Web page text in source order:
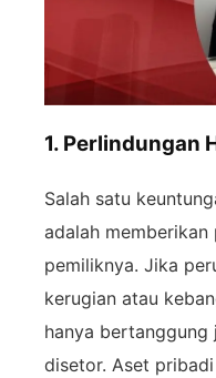
1. Perlindungan
Salah satu
adalah
pemiliknya. Jika
kerugian atau
hanya bertanggung
disetor. Aset